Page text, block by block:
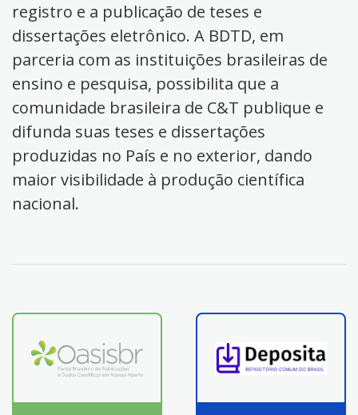
registro e a publicação de teses e
dissertações eletrônico. A BDTD, em
parceria com as instituições brasileiras de
ensino e pesquisa, possibilita que a
comunidade brasileira de C&T publique e
difunda suas teses e dissertações
produzidas no País e no exterior, dando
maior visibilidade à produção científica
nacional.